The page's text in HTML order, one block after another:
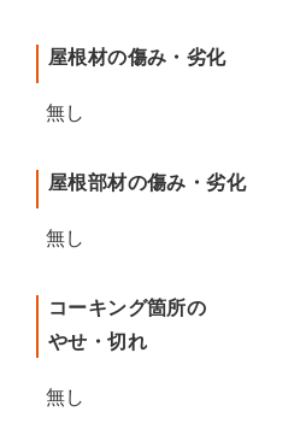
屋根材の傷み・劣化
無し
屋根部材の傷み・劣化
無し
コーキング箇所の
やせ・切れ
無し